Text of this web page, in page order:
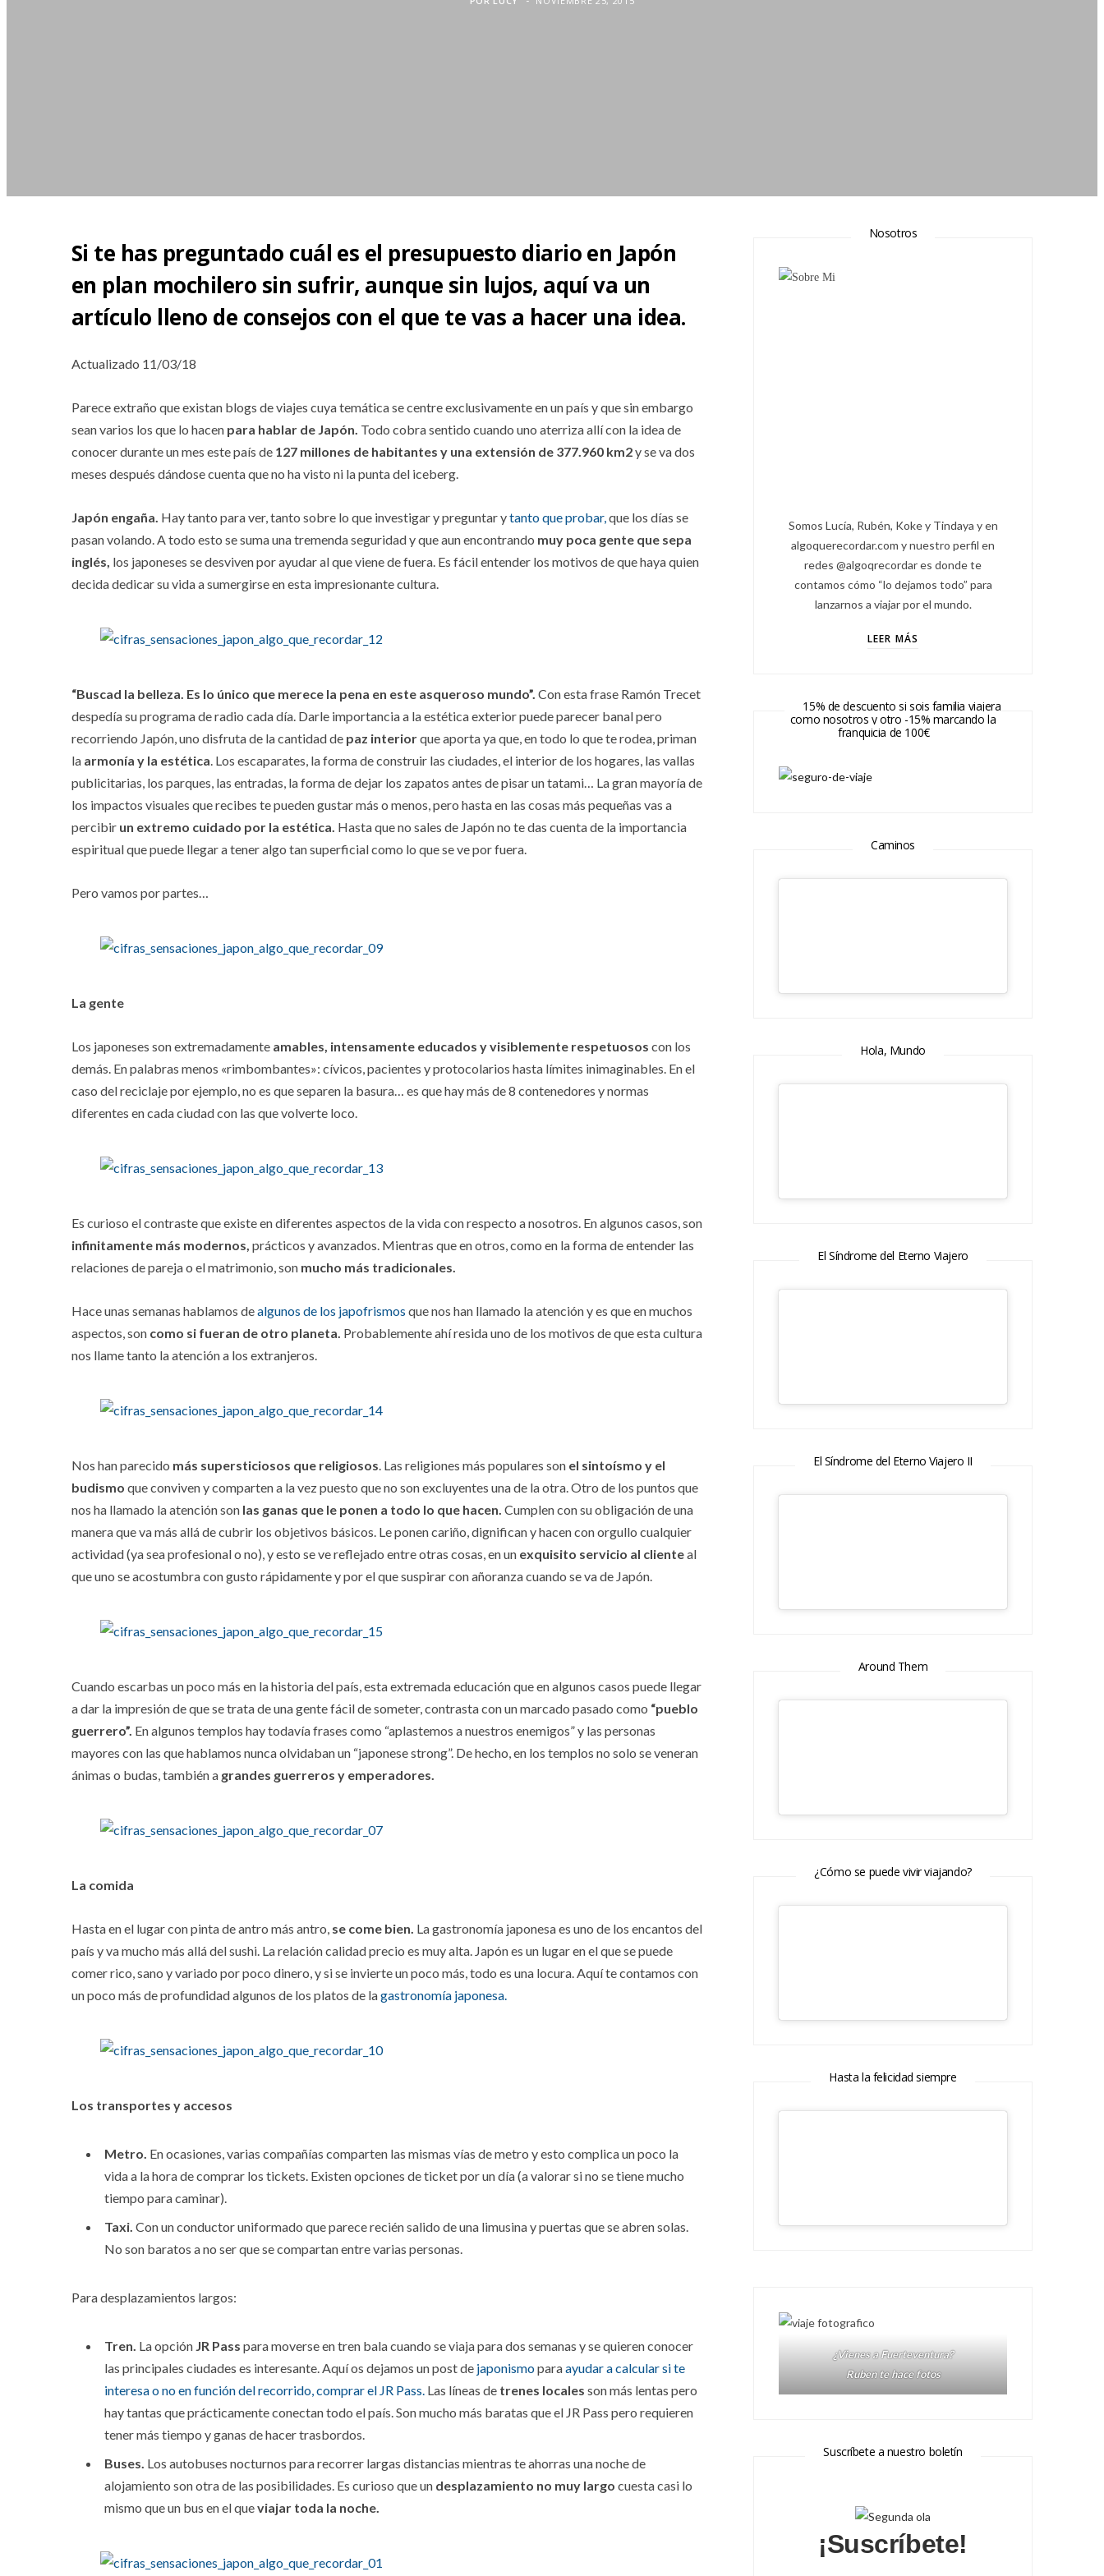
Si te has preguntado cuál es el presupuesto diario en Japón
en plan mochilero sin sufrir, aunque sin lujos, aquí va un
artículo lleno de consejos con el que te vas a hacer una idea.
Actualizado 11/03/18
Parece extraño que existan blogs de viajes cuya temática se centre exclusivamente en un país y que sin embargo
sean varios los que lo hacen para hablar de Japón. Todo cobra sentido cuando uno aterriza allí con la idea de
conocer durante un mes este país de 127 millones de habitantes y una extensión de 377.960 km2y se va dos
meses después dándose cuenta que no ha visto ni la punta del iceberg.
Japón engaña. Hay tanto para ver, tanto sobre lo que investigar y preguntar ytanto que probar, que los días se
pasan volando. A todo esto se suma una tremenda seguridad y que aun encontrando muy poca gente que sepa
inglés, los japoneses se desviven por ayudar al que viene de fuera. Es fácil entender los motivos de que haya quien
decida dedicar su vida a sumergirse en esta impresionante cultura.
“Buscad la belleza. Es lo único que merece la pena en este asqueroso mundo”. Con esta frase Ramón Trecet
despedía su programa de radio cada día. Darle importancia a la estética exterior puede parecer banal pero
recorriendo Japón, uno disfruta de la cantidad de paz interiorque aporta ya que, en todo lo que te rodea, priman
la armonía y la estética . Los escaparates, la forma de construir las ciudades, el interior de los hogares, las vallas
publicitarias, los parques, las entradas, la forma de dejar los zapatos antes de pisar un tatami… La gran mayoría de
los impactos visuales que recibes te pueden gustar más o menos, pero hasta en las cosas más pequeñas vas a
percibir un extremo cuidado por la estética. Hasta que no sales de Japón no te das cuenta de la importancia
espiritual que puede llegar a tener algo tan superficial como lo que se ve por fuera.
Pero vamos por partes…
La gente
Los japoneses son extremadamente amables, intensamente educados y visiblemente respetuosos con los
demás. En palabras menos «rimbombantes»: cívicos, pacientes y protocolarios hasta límites inimaginables. En el
caso del reciclaje por ejemplo, no es que separen la basura… es que hay más de 8 contenedores y normas
diferentes en cada ciudad con las que volverte loco.
Es curioso el contraste que existe en diferentes aspectos de la vida con respecto a nosotros. En algunos casos, son
infinitamente más modernos, prácticos y avanzados. Mientras que en otros, como en la forma de entender las
relaciones de pareja o el matrimonio, son mucho más tradicionales.
Hace unas semanas hablamos dealgunos de los japofrismos que nos han llamado la atención y es que en muchos
aspectos, son como si fueran de otro planeta. Probablemente ahí resida uno de los motivos de que esta cultura
nos llame tanto la atención a los extranjeros.
Nos han parecido más supersticiosos que religiosos . Las religiones más populares son el sintoísmo y el
budismo que conviven y comparten a la vez puesto que no son excluyentes una de la otra. Otro de los puntos que
nos ha llamado la atención son las ganas que le ponen a todo lo que hacen. Cumplen con su obligación de una
manera que va más allá de cubrir los objetivos básicos. Le ponen cariño, dignifican y hacen con orgullo cualquier
actividad (ya sea profesional o no), y esto se ve reflejado entre otras cosas, en un exquisito servicio al clienteal
que uno se acostumbra con gusto rápidamente y por el que suspirar con añoranza cuando se va de Japón.
Cuando escarbas un poco más en la historia del país, esta extremada educación que en algunos casos puede llegar
a dar la impresión de que se trata de una gente fácil de someter, contrasta con un marcado pasado como “pueblo
guerrero”. En algunos templos hay todavía frases como “aplastemos a nuestros enemigos” y las personas
mayores con las que hablamos nunca olvidaban un “japonese strong”. De hecho, en los templos no solo se veneran
ánimas o budas, también a grandes guerreros y emperadores.
La comida
Hasta en el lugar con pinta de antro más antro, se come bien. La gastronomía japonesa es uno de los encantos del
país y va mucho más allá del sushi. La relación calidad precio es muy alta. Japón es un lugar en el que se puede
comer rico, sano y variado por poco dinero, y si se invierte un poco más, todo es una locura. Aquí te contamos con
un poco más de profundidad algunos de los platos de lagastronomía japonesa.
Los transportes y accesos
Metro. En ocasiones, varias compañías comparten las mismas vías de metro y esto complica un poco la
vida a la hora de comprar los tickets. Existen opciones de ticket por un día (a valorar si no se tiene mucho
tiempo para caminar).
Taxi. Con un conductor uniformado que parece recién salido de una limusina y puertas que se abren solas.
No son baratos a no ser que se compartan entre varias personas.
Para desplazamientos largos:
Tren. La opción JR Pass para moverse en tren bala cuando se viaja para dos semanas y se quieren conocer
las principales ciudades es interesante. Aquí os dejamos un post de japonismoparaayudar a calcular si te
interesa o no en función del recorrido, comprar el JR Pass. Las líneas de trenes locales son más lentas pero
hay tantas que prácticamente conectan todo el país. Son mucho más baratas que el JR Pass pero requieren
tener más tiempo y ganas de hacer trasbordos.
Buses. Los autobuses nocturnos para recorrer largas distancias mientras te ahorras una noche de
alojamiento son otra de las posibilidades. Es curioso que un desplazamiento no muy largo cuesta casi lo
mismo que un bus en el queviajar toda la noche.
Nosotros
Somos Lucía, Rubén, Koke y Tindaya y en
algoquerecordar.com y nuestro perfil en
redes @algoqrecordar es donde te
contamos cómo “lo dejamos todo” para
lanzarnos a viajar por el mundo.
LEER MÁS
15% de descuento si sois familia viajera
como nosotros y otro -15% marcando la
franquicia de 100€
Caminos
Hola, Mundo
El Síndrome del Eterno Viajero
El Síndrome del Eterno Viajero II
Around Them
¿Cómo se puede vivir viajando?
Hasta la felicidad siempre
¿Vienes a Fuerteventura?
Ruben te hace fotos
Suscríbete a nuestro boletín
¡Suscríbete!